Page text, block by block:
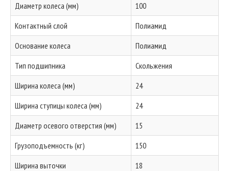
Диаметр колеса (мм)
100
Контактный слой
Полиамид
Основание колеса
Полиамид
Тип подшипника
Скольжения
Ширина колеса (мм)
24
Ширина ступицы колеса (мм)
24
Диаметр осевого отверстия (мм)
15
Грузоподъемность (кг)
150
Ширина выточки
18